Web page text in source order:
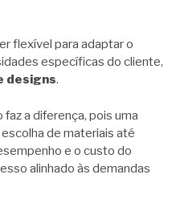
flexível para adaptar o
específicas do cliente,
designs.
a diferença, pois uma
de materiais até
e o custo do
alinhado às demandas